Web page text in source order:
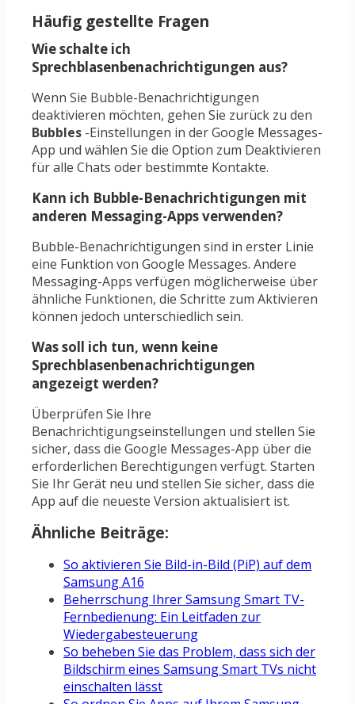
Häufig gestellte Fragen
Wie schalte ich
Sprechblasenbenachrichtigungen aus?
Wenn Sie Bubble-Benachrichtigungen
deaktivieren möchten, gehen Sie zurück zu den
Bubbles -Einstellungen in der Google Messages-
App und wählen Sie die Option zum Deaktivieren
für alle Chats oder bestimmte Kontakte.
Kann ich Bubble-Benachrichtigungen mit
anderen Messaging-Apps verwenden?
Bubble-Benachrichtigungen sind in erster Linie
eine Funktion von Google Messages. Andere
Messaging-Apps verfügen möglicherweise über
ähnliche Funktionen, die Schritte zum Aktivieren
können jedoch unterschiedlich sein.
Was soll ich tun, wenn keine
Sprechblasenbenachrichtigungen
angezeigt werden?
Überprüfen Sie Ihre
Benachrichtigungseinstellungen und stellen Sie
sicher, dass die Google Messages-App über die
erforderlichen Berechtigungen verfügt. Starten
Sie Ihr Gerät neu und stellen Sie sicher, dass die
App auf die neueste Version aktualisiert ist.
Ähnliche Beiträge:
So aktivieren Sie Bild-in-Bild (PiP) auf dem
Samsung A16
Beherrschung Ihrer Samsung Smart TV-
Fernbedienung: Ein Leitfaden zur
Wiedergabesteuerung
So beheben Sie das Problem, dass sich der
Bildschirm eines Samsung Smart TVs nicht
einschalten lässt